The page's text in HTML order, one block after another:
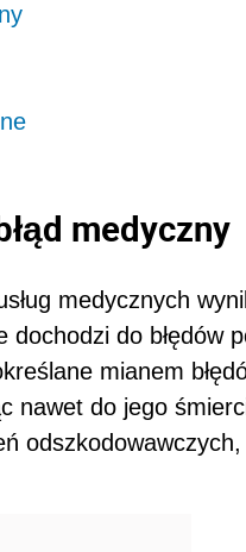
medyczny
medycznych
do błędów
mianem
nawet do jego